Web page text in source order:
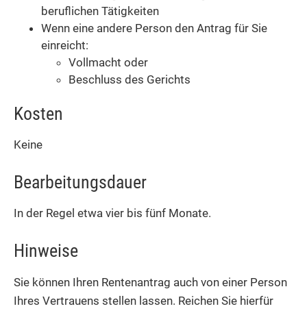
beruflichen Tätigkeiten
Wenn eine andere Person den Antrag für Sie
einreicht:
Vollmacht oder
Beschluss des Gerichts
Kosten
Keine
Bearbeitungsdauer
In der Regel etwa vier bis fünf Monate.
Hinweise
Sie können Ihren Rentenantrag auch von einer Person
Ihres Vertrauens stellen lassen. Reichen Sie hierfür